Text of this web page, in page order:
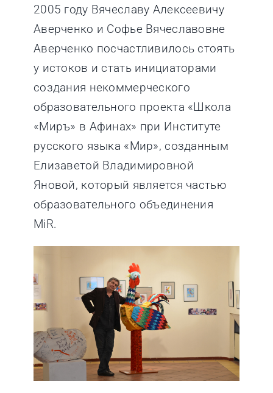
ЕВРОПЕЙСКИЕ ПРОГРАММЫ
НОВОСТИ
ФОТОГРАФИИ
YOUTUBE
ТЕАТР МИРОВОЙ
2005 году Вячеславу Алексеевичу
Аверченко и Софье Вячеславовне
Аверченко посчастливилось стоять
у истоков и стать инициаторами
создания некоммерческого
образовательного проекта «Школа
«Миръ» в Афинах» при Институте
русского языка «Мир», созданным
Елизаветой Владимировной
Яновой, который является частью
образовательного объединения
MiR.